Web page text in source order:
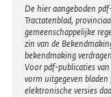
Disclaimer
De hier aangeboden
Tractatenblad,
gemeenschappelijke
zin van de
bekendmaking
Voor pdf-publicaties
vorm uitgegeven
elektronische versies